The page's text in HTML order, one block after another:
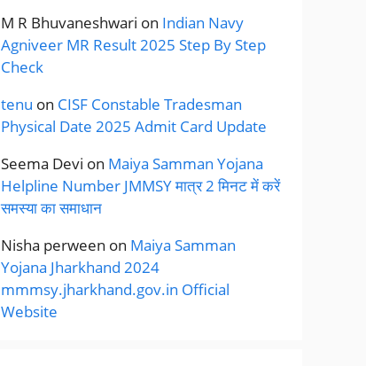
M R Bhuvaneshwari on Indian Navy
Agniveer MR Result 2025 Step By Step
Check
tenu on CISF Constable Tradesman
Physical Date 2025 Admit Card Update
Seema Devi on Maiya Samman Yojana
Helpline Number JMMSY मात्र 2 मिनट में करें
समस्या का समाधान
Nisha perween on Maiya Samman
Yojana Jharkhand 2024
mmmsy.jharkhand.gov.in Official
Website